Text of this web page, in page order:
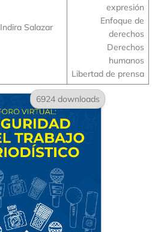
Indira Salazar
expresión
Enfoque de
derechos
Derechos
humanos
Libertad de prensa
6924 downloads